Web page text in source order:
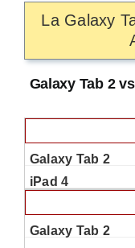
La Galaxy
Galaxy Tab 2